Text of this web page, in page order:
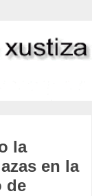
la
en la
de